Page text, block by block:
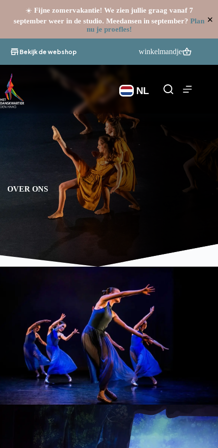
☀️ Fijne zomervakantie! We zien jullie graag vanaf 7
september weer in de studio. Meedansen in september? Plan
nu je proefles!
✕
naar
Bekijk de webshop winkelmandje
NL
OVER ONS